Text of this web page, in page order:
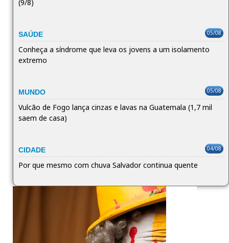
(9/8)
SAÚDE 05/08
Conheça a síndrome que leva os jovens a um isolamento
extremo
MUNDO 05/08
Vulcão de Fogo lança cinzas e lavas na Guatemala (1,7 mil
saem de casa)
CIDADE 04/08
Por que mesmo com chuva Salvador continua quente